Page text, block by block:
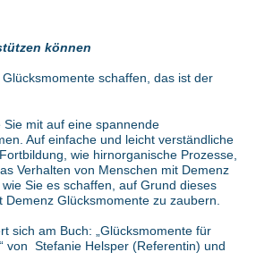
können
schaffen, das ist der
mit auf eine spannende
Auf einfache und leicht verständliche
wie hirnorganische Prozesse,
Verhalten von Menschen mit Demenz
Sie es schaffen, auf Grund dieses
Glücksmomente zu zaubern.
sich am Buch: „Glücksmomente für
von Stefanie Helsper (Referentin) und